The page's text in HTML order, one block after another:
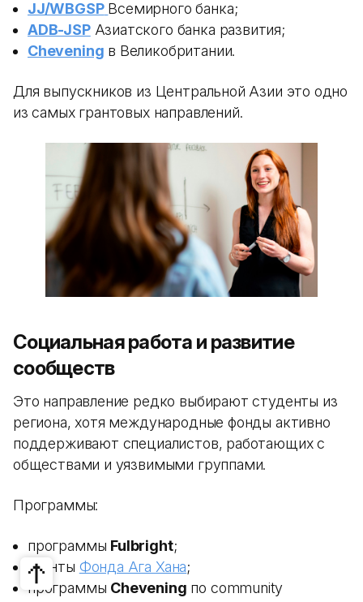
JJ/WBGSP Всемирного банка;
ADB-JSPАзиатского банка развития;
Chevening в Великобритании.
Для выпускников из Центральной Азии это одно
из самых грантовых направлений.
Социальная работа и развитие
сообществ
Это направление редко выбирают студенты из
региона, хотя международные фонды активно
поддерживают специалистов, работающих с
обществами и уязвимыми группами.
Программы:
программы Fulbright;
гранты Фонда Ага Хана;
программы Chevening по community